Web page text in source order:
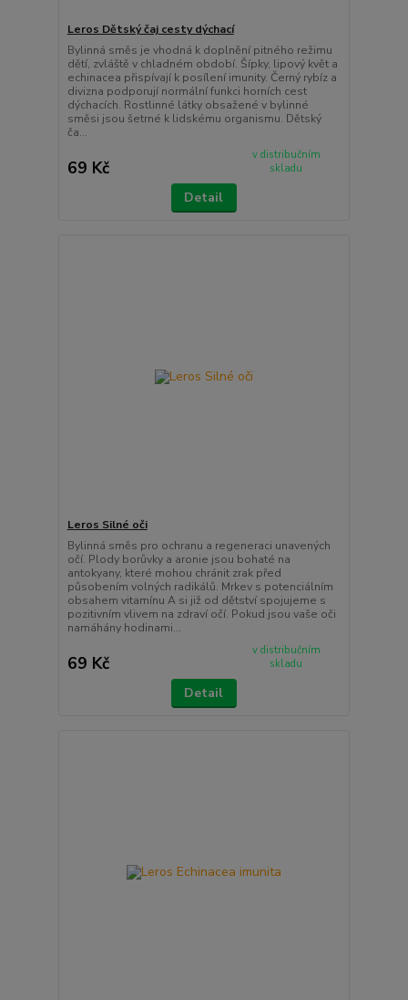
Leros Dětský čaj cesty dýchací
Bylinná směs je vhodná k doplnění pitného režimu
dětí, zvláště v chladném období. Šípky, lipový květ a
echinacea přispívají k posílení imunity. Černý rybíz a
divizna podporují normální funkci horních cest
dýchacích. Rostlinné látky obsažené v bylinné
směsi jsou šetrné k lidskému organismu. Dětský
ča...
69 Kč
v distribučním
skladu
Detail
Leros Silné oči
Bylinná směs pro ochranu a regeneraci unavených
očí. Plody borůvky a aronie jsou bohaté na
antokyany, které mohou chránit zrak před
působením volných radikálů. Mrkev s potenciálním
obsahem vitamínu A si již od dětství spojujeme s
pozitivním vlivem na zdraví očí. Pokud jsou vaše oči
namáhány hodinami...
69 Kč
v distribučním
skladu
Detail